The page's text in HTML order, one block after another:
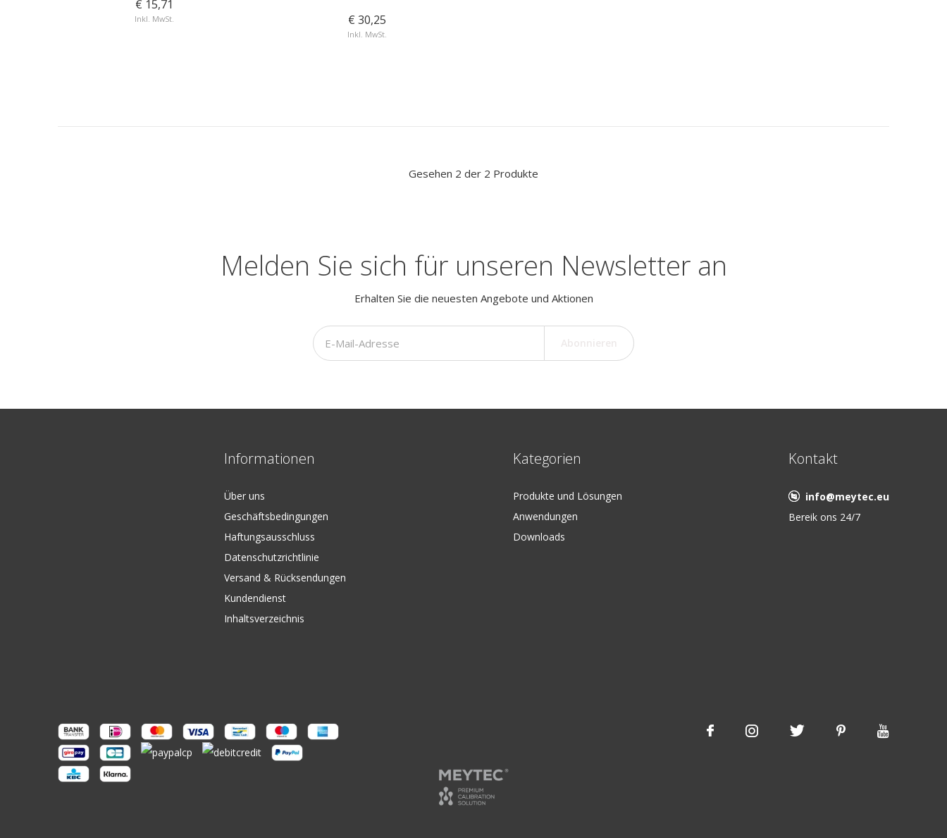
€ 15,71
Inkl. MwSt. € 30,25
Inkl. MwSt.
Gesehen 2 der 2 Produkte
Melden Sie sich für unseren Newsletter an
Erhalten Sie die neuesten Angebote und Aktionen
Informationen
Über uns
Geschäftsbedingungen
Haftungsausschluss
Datenschutzrichtlinie
Versand & Rücksendungen
Kundendienst
Inhaltsverzeichnis
Kategorien
Produkte und Lösungen
Anwendungen
Downloads
Kontakt
info@meytec.eu
Bereik ons 24/7